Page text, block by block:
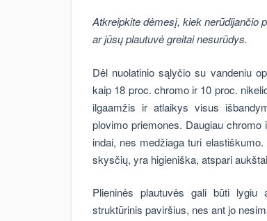
Atkreipkite dėmesį, kiek nerūdijančio
ar jūsų plautuvė greitai nesurūdys.
Dėl nuolatinio sąlyčio su vandeniu
kaip 18 proc. chromo ir 10 proc.
ilgaamžis ir atlaikys visus
plovimo priemones. Daugiau chromo
indai, nes medžiaga turi
skysčių, yra higieniška, atspari
Plieninės plautuvės gali būti lygiu
struktūrinis paviršius, nes ant jo